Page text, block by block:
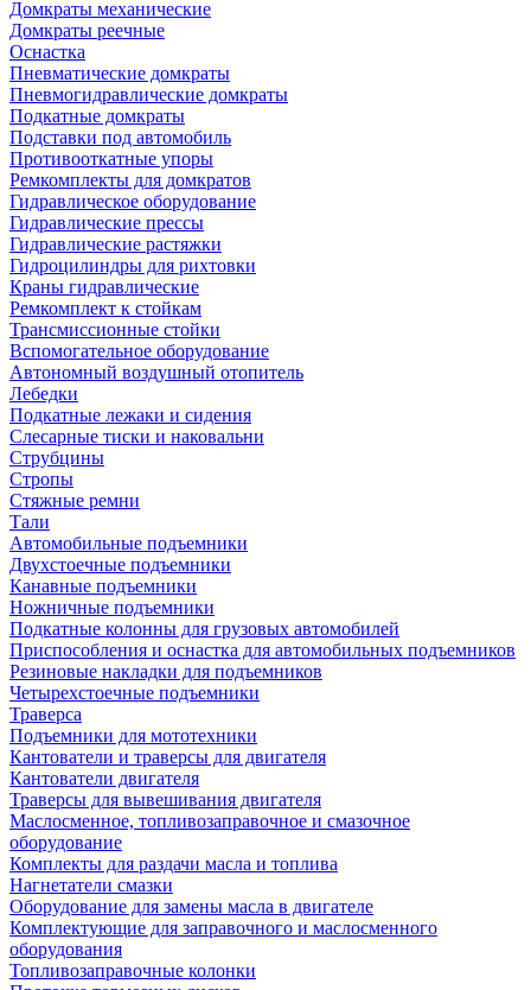
Домкраты механические
Домкраты реечные
Оснастка
Пневматические домкраты
Пневмогидравлические домкраты
Подкатные домкраты
Подставки под автомобиль
Противооткатные упоры
Ремкомплекты для домкратов
Гидравлическое оборудование
Гидравлические прессы
Гидравлические растяжки
Гидроцилиндры для рихтовки
Краны гидравлические
Ремкомплект к стойкам
Трансмиссионные стойки
Вспомогательное оборудование
Автономный воздушный отопитель
Лебедки
Подкатные лежаки и сидения
Слесарные тиски и наковальни
Струбцины
Стропы
Стяжные ремни
Тали
Автомобильные подъемники
Двухстоечные подъемники
Канавные подъемники
Ножничные подъемники
Подкатные колонны для грузовых автомобилей
Приспособления и оснастка для автомобильных подъемников
Резиновые накладки для подъемников
Четырехстоечные подъемники
Траверса
Подъемники для мототехники
Кантователи и траверсы для двигателя
Кантователи двигателя
Траверсы для вывешивания двигателя
Маслосменное, топливозаправочное и смазочное
оборудование
Комплекты для раздачи масла и топлива
Нагнетатели смазки
Оборудование для замены масла в двигателе
Комплектующие для заправочного и маслосменного
оборудования
Топливозаправочные колонки